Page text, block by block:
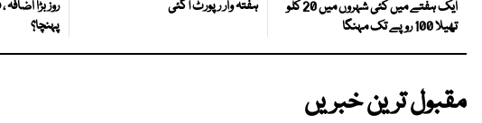
ایک ہفتے میں کئی شہروں میں 20 کلو
تھیلا 100 روپے تک مہنگا
ہفتہ وار رپورٹ آگئی
روز بڑا
پہنچا؟
مقبول ترین خبریں